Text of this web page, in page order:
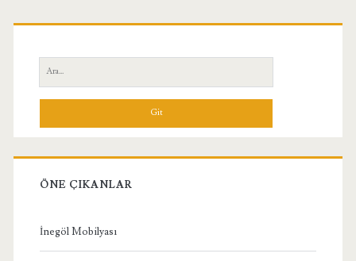
Birincil
Yan
Menü
Ara:
ÖNE ÇIKANLAR
İnegöl Mobilyası